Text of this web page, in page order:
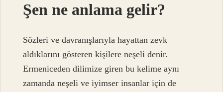
Şen ne anlama gelir?
Sözleri ve davranışlarıyla hayattan zevk
aldıklarını gösteren kişilere neşeli denir.
Ermeniceden dilimize giren bu kelime aynı
zamanda neşeli ve iyimser insanlar için de